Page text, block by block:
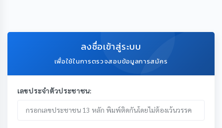
ลงชื่อเข้าสู่ระบบ
เพื่อใช้ในการตรวจสอบข้อมูลการสมัคร
เลขประจำตัวประชาชน: